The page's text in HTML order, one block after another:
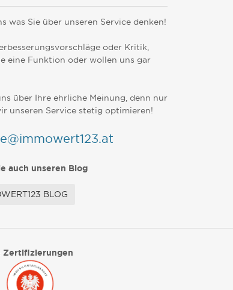
was Sie über unseren Service denken!
oder Kritik,
eine Funktion oder wollen uns gar
über Ihre ehrliche Meinung, denn nur
unseren Service stetig optimieren!
auch unseren Blog
BLOG
Zertifizierungen